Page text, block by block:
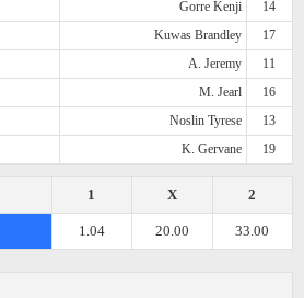
Gorre Kenji
14
Kuwas Brandley
17
A. Jeremy
11
M. Jearl
16
Noslin Tyrese
13
K. Gervane 19
2
X
1
33.00
20.00
1.04